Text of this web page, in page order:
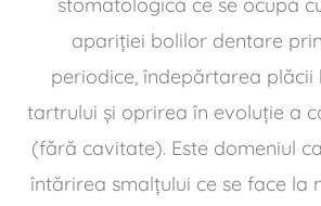
apariţiei bolilor dentare
periodice, îndepărtarea plăcii
tartrului şi oprirea în evoluţie a
(fără cavitate). Este domeniul
întărirea smalţului ce se face la